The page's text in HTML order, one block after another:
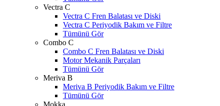
Vectra C
Vectra C Fren Balatası ve Diski
Vectra C Periyodik Bakım ve Filtre
Tümünü Gör
Combo C
Combo C Fren Balatası ve Diski
Motor Mekanik Parçaları
Tümünü Gör
Meriva B
Meriva B Periyodik Bakım ve Filtre
Tümünü Gör
Mokka